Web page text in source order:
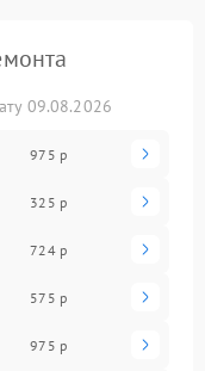
09.08.2026
975 р
325 р
724 р
575 р
975 р